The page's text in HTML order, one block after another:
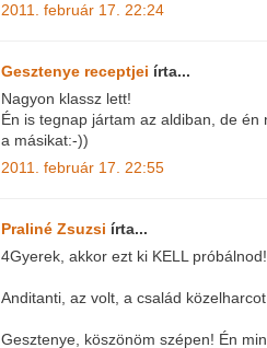
2011. február 17. 22:24
Gesztenye receptjei írta...
Nagyon klassz lett!
Én is tegnap jártam az aldiban, de
a másikat:-))
2011. február 17. 22:55
Praliné Zsuzsi írta...
4Gyerek, akkor ezt ki KELL
Anditanti, az volt, a család
Gesztenye, köszönöm szépen! Én